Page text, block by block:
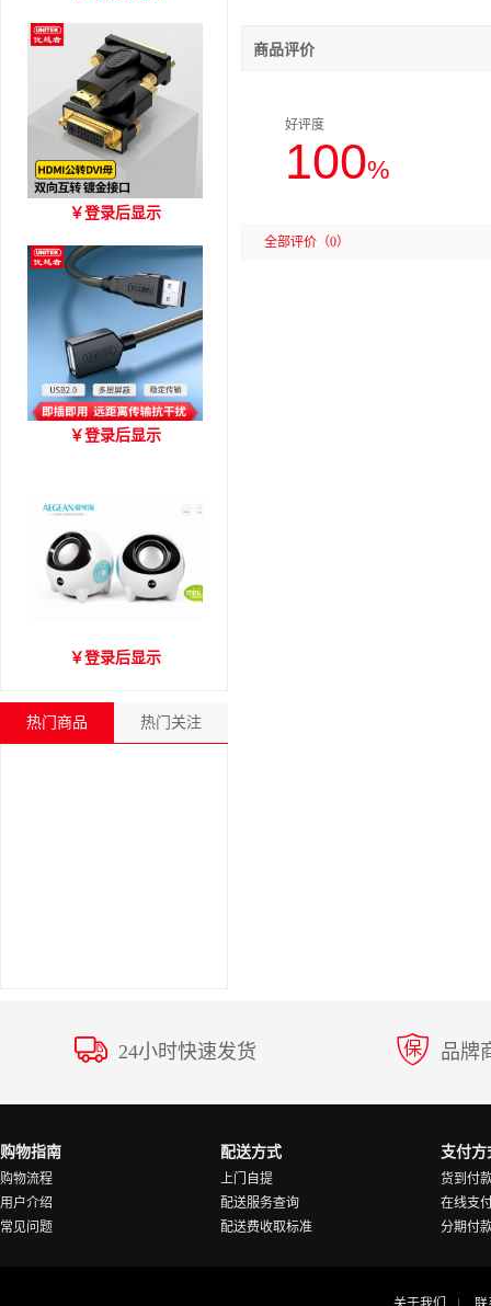
优越者HDMI转DVI双向互
￥登录后显示
优越者Y-C416A 国标
￥登录后显示
爱琴海A2000音箱
￥登录后显示
热门商品 热门关注
商品评价
好评度
100%
全部评价 （0）
24小时快速发货 品牌
购物指南
购物流程
用户介绍
常见问题
配送方式
上门自提
配送服务查询
配送费收取标准
支付方
货到付
在线支
分期付